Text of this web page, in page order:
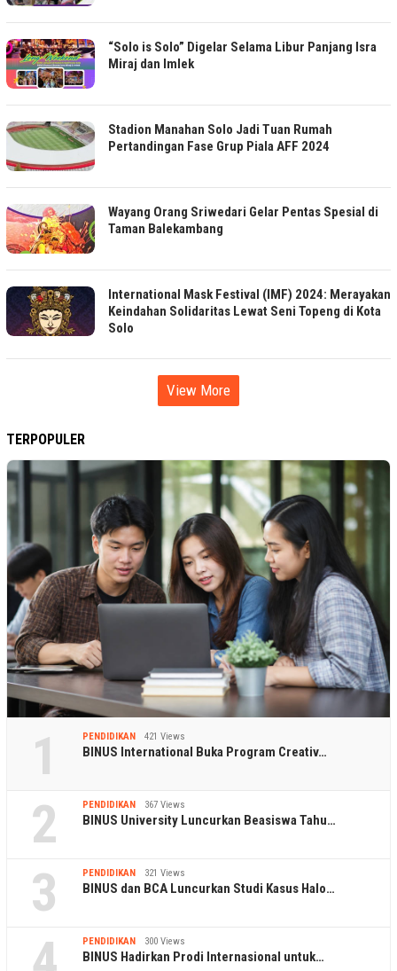
“Solo is Solo” Digelar Selama Libur Panjang Isra
Miraj dan Imlek
Stadion Manahan Solo Jadi Tuan Rumah
Pertandingan Fase Grup Piala AFF 2024
Wayang Orang Sriwedari Gelar Pentas Spesial di
Taman Balekambang
International Mask Festival (IMF) 2024: Merayakan
Keindahan Solidaritas Lewat Seni Topeng di Kota
Solo
View More
TERPOPULER
1 PENDIDIKAN 421 Views
BINUS International Buka Program Creativ…
2 PENDIDIKAN 367 Views
BINUS University Luncurkan Beasiswa Tahu…
3 PENDIDIKAN 321 Views
BINUS dan BCA Luncurkan Studi Kasus Halo…
PENDIDIKAN 300 Views
BINUS Hadirkan Prodi Internasional untuk…